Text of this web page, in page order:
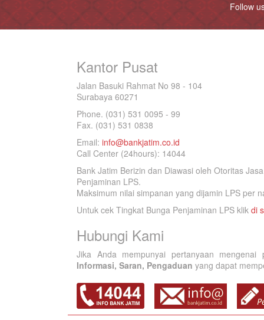
Follow
Kantor Pusat
Jalan Basuki Rahmat No 98 - 104
Surabaya 60271
Phone. (031) 531 0095 - 99
Fax. (031) 531 0838
Email: info@bankjatim.co.id
Call Center (24hours): 14044
Bank Jatim Berizin dan Diawasi oleh Otoritas
Penjaminan LPS.
Maksimum nilai simpanan yang dijamin LPS per
Untuk cek Tingkat Bunga Penjaminan LPS klik di
Hubungi Kami
Jika Anda mempunyai pertanyaan
Informasi, Saran, Pengaduan yang dapat